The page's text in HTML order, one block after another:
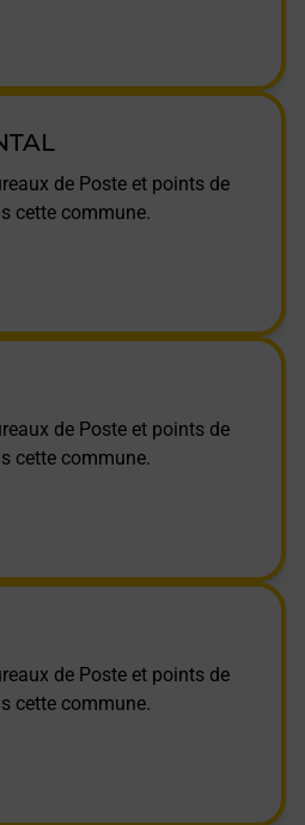
de Poste et points de
cette commune.
de Poste et points de
cette commune.
de Poste et points de
cette commune.